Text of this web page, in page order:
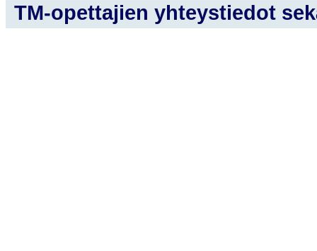
TM-opettajien yhteystiedot